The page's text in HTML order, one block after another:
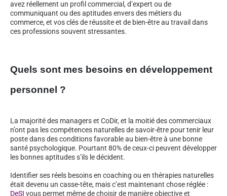
avez réellement un profil commercial, d’expert ou de
communiquant ou des aptitudes envers des métiers du
commerce, et vos clés de réussite et de bien-être au travail dans
ces professions souvent stressantes.
Quels sont mes besoins en développement
personnel ?
La majorité des managers et CoDir, et la moitié des commerciaux
n’ont pas les compétences naturelles de savoir-être pour tenir leur
poste dans des conditions favorable au bien-être à une bonne
santé psychologique. Pourtant 80% de ceux-ci peuvent développer
les bonnes aptitudes s’ils le décident.
Identifier ses réels besoins en coaching ou en thérapies naturelles
était devenu un casse-tête, mais c’est maintenant chose réglée :
DeSI vous permet même de choisir de manière objective et